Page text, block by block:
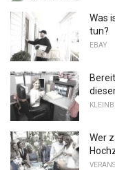
Was
tun?
EBAY
Wer